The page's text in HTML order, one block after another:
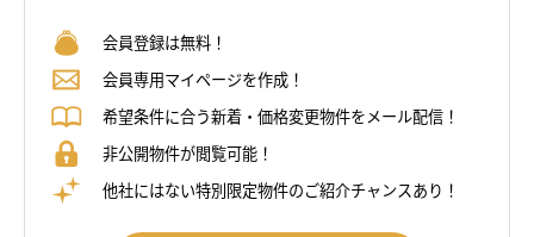
会員登録は無料！
会員専用マイページを作成！
希望条件に合う新着・価格変更物件をメール配信！
非公開物件が閲覧可能！
他社にはない特別限定物件のご紹介チャンスあり！